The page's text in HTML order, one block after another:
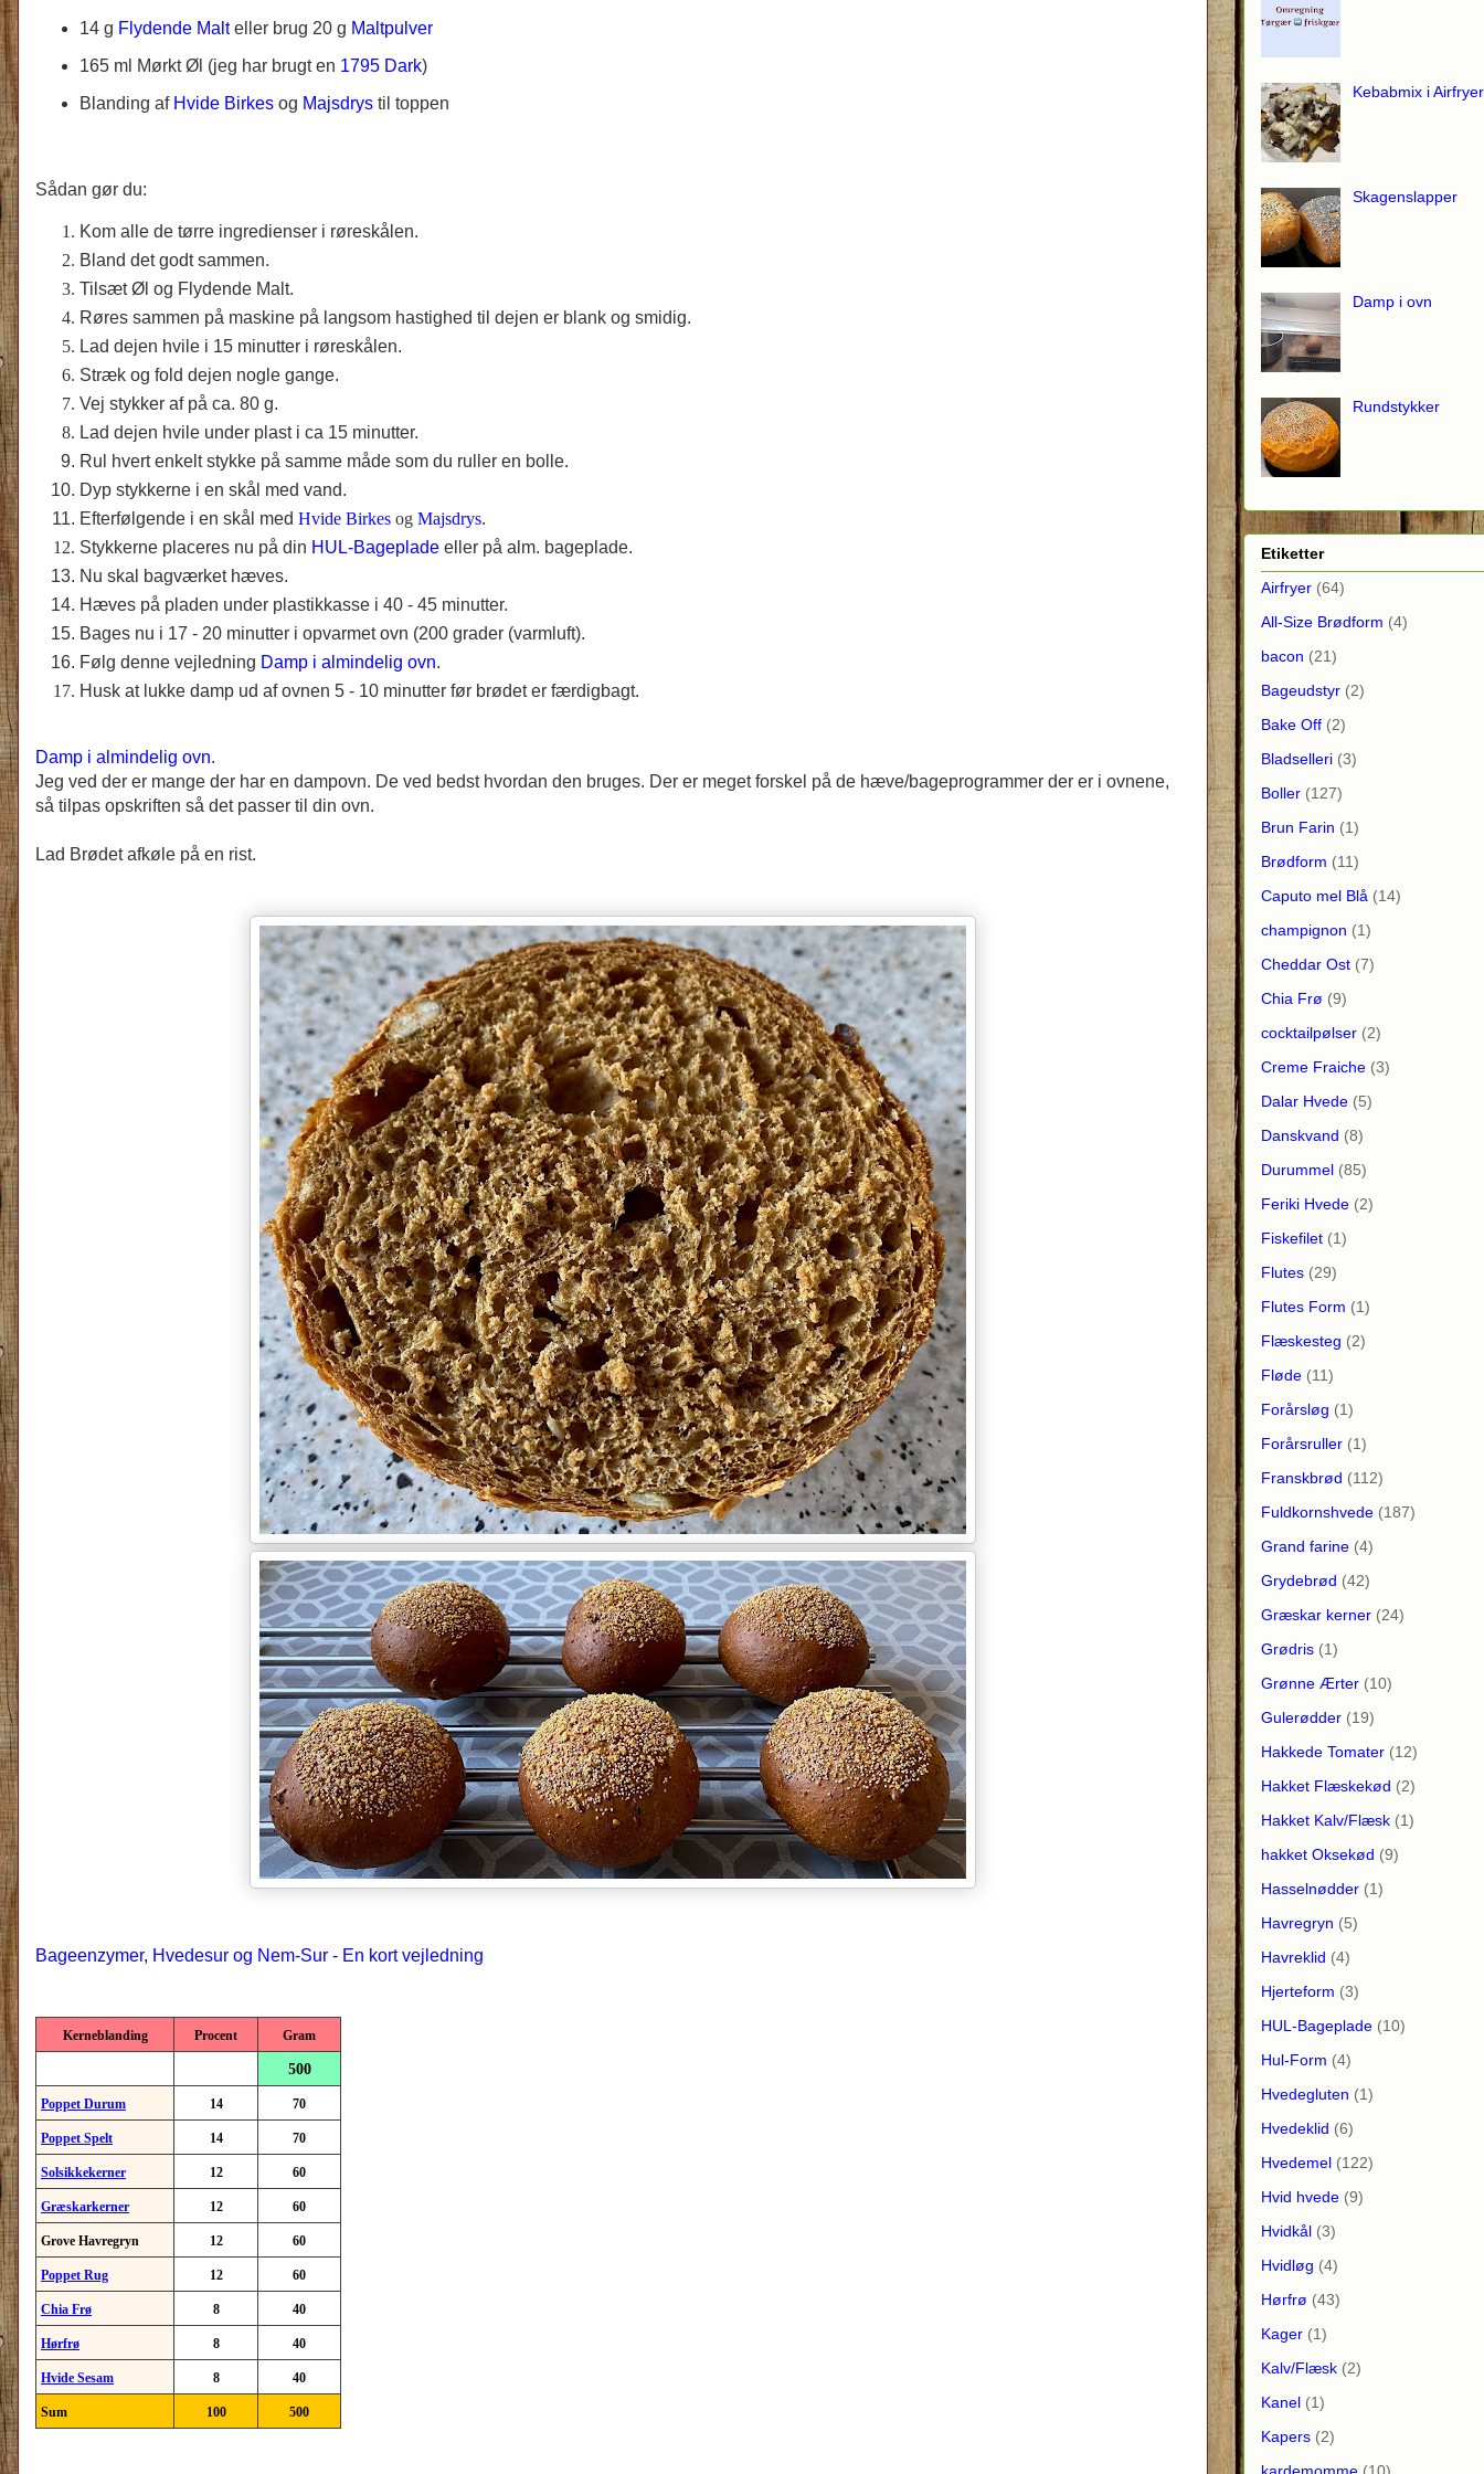
14 g Flydende Malt eller brug 20 g Maltpulver
165 ml Mørkt Øl (jeg har brugt en 1795 Dark)
Blanding af Hvide Birkes og Majsdrys til toppen
Sådan gør du:
Kom alle de tørre ingredienser i røreskålen.
Bland det godt sammen.
Tilsæt Øl og Flydende Malt.
Røres sammen på maskine på langsom hastighed til dejen er blank og smidig.
Lad dejen hvile i 15 minutter i røreskålen.
Stræk og fold dejen nogle gange.
Vej stykker af på ca. 80 g.
Lad dejen hvile under plast i ca 15 minutter.
Rul hvert enkelt stykke på samme måde som du ruller en bolle.
Dyp stykkerne i en skål med vand.
Efterfølgende i en skål med Hvide Birkes og Majsdrys.
Stykkerne placeres nu på din HUL-Bageplade eller på alm. bageplade.
Nu skal bagværket hæves.
Hæves på pladen under plastikkasse i 40 - 45 minutter.
Bages nu i 17 - 20 minutter i opvarmet ovn (200 grader (varmluft).
Følg denne vejledning Damp i almindelig ovn.
Husk at lukke damp ud af ovnen 5 - 10 minutter før brødet er færdigbagt.
Damp i almindelig ovn.
Jeg ved der er mange der har en dampovn. De ved bedst hvordan den bruges. Der er meget forskel på de hæve/bageprogrammer der er i ovnene,
så tilpas opskriften så det passer til din ovn.
Lad Brødet afkøle på en rist.
Bageenzymer, Hvedesur og Nem-Sur - En kort vejledning
Kerneblanding Procent Gram
500
Poppet Durum 14 70
Poppet Spelt 14 70
Solsikkekerner 12 60
Græskarkerner 12 60
Grove Havregryn 12 60
Poppet Rug 12 60
Chia Frø 8 40
Hørfrø 8 40
Hvide Sesam 8 40
Sum 100 500
Kebabmix i Airfryer
Skagenslapper
Damp i ovn
Rundstykker
Etiketter
Airfryer (64)
All-Size Brødform (4)
bacon (21)
Bageudstyr (2)
Bake Off (2)
Bladselleri (3)
Boller (127)
Brun Farin (1)
Brødform (11)
Caputo mel Blå (14)
champignon (1)
Cheddar Ost (7)
Chia Frø (9)
cocktailpølser (2)
Creme Fraiche (3)
Dalar Hvede (5)
Danskvand (8)
Durummel (85)
Feriki Hvede (2)
Fiskefilet (1)
Flutes (29)
Flutes Form (1)
Flæskesteg (2)
Fløde (11)
Forårsløg (1)
Forårsruller (1)
Franskbrød (112)
Fuldkornshvede (187)
Grand farine (4)
Grydebrød (42)
Græskar kerner (24)
Grødris (1)
Grønne Ærter (10)
Gulerødder (19)
Hakkede Tomater (12)
Hakket Flæskekød (2)
Hakket Kalv/Flæsk (1)
hakket Oksekød (9)
Hasselnødder (1)
Havregryn (5)
Havreklid (4)
Hjerteform (3)
HUL-Bageplade (10)
Hul-Form (4)
Hvedegluten (1)
Hvedeklid (6)
Hvedemel (122)
Hvid hvede (9)
Hvidkål (3)
Hvidløg (4)
Hørfrø (43)
Kager (1)
Kalv/Flæsk (2)
Kanel (1)
Kapers (2)
kardemomme (10)